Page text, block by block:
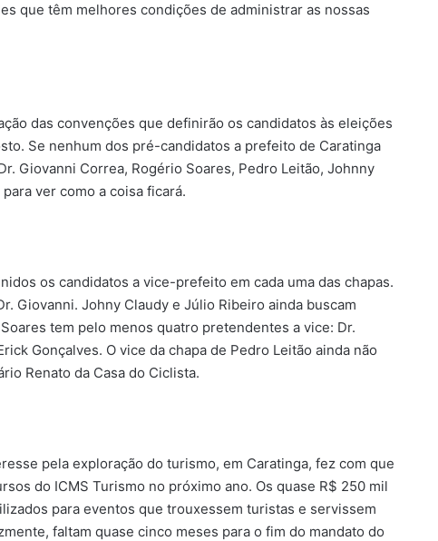
que têm melhores condições de administrar as nossas
das convenções que definirão os candidatos às eleições
Se nenhum dos pré-candidatos a prefeito de Caratinga
Giovanni Correa, Rogério Soares, Pedro Leitão, Johnny
ver como a coisa ficará.
os candidatos a vice-prefeito em cada uma das chapas.
Giovanni. Johny Claudy e Júlio Ribeiro ainda buscam
tem pelo menos quatro pretendentes a vice: Dr.
Gonçalves. O vice da chapa de Pedro Leitão ainda não
Renato da Casa do Ciclista.
pela exploração do turismo, em Caratinga, fez com que
do ICMS Turismo no próximo ano. Os quase R$ 250 mil
para eventos que trouxessem turistas e servissem
faltam quase cinco meses para o fim do mandato do